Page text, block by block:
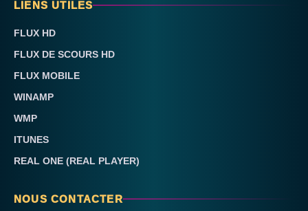
LIENS UTILES
FLUX HD
FLUX DE SCOURS HD
FLUX MOBILE
WINAMP
WMP
ITUNES
REAL ONE (REAL PLAYER)
NOUS CONTACTER